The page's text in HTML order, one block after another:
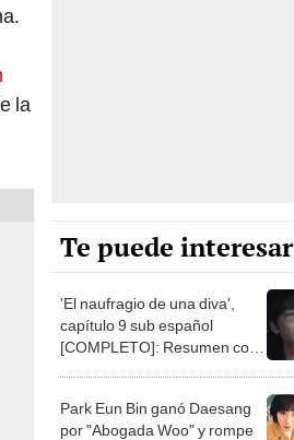
la
Te puede interesar
'El naufragio de una diva',
capítulo 9 sub español
[COMPLETO]: Resumen con
Park Eun Bin ganó Daesang
por "Abogada Woo" y rompe